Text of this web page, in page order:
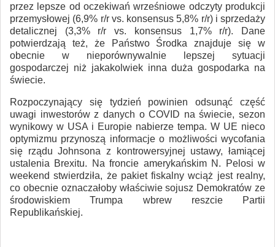
przez lepsze od oczekiwań wrześniowe odczyty produkcji
przemysłowej (6,9% r/r vs. konsensus 5,8% r/r) i sprzedaży
detalicznej (3,3% r/r vs. konsensus 1,7% r/r). Dane
potwierdzają też, że Państwo Środka znajduje się w
obecnie w nieporównywalnie lepszej sytuacji
gospodarczej niż jakakolwiek inna duża gospodarka na
świecie.
Rozpoczynający się tydzień powinien odsunąć część
uwagi inwestorów z danych o COVID na świecie, sezon
wynikowy w USA i Europie nabierze tempa. W UE nieco
optymizmu przynoszą informacje o możliwości wycofania
się rządu Johnsona z kontrowersyjnej ustawy, łamiącej
ustalenia Brexitu. Na froncie amerykańskim N. Pelosi w
weekend stwierdziła, że pakiet fiskalny wciąż jest realny,
co obecnie oznaczałoby właściwie sojusz Demokratów ze
środowiskiem Trumpa wbrew reszcie Partii
Republikańskiej.